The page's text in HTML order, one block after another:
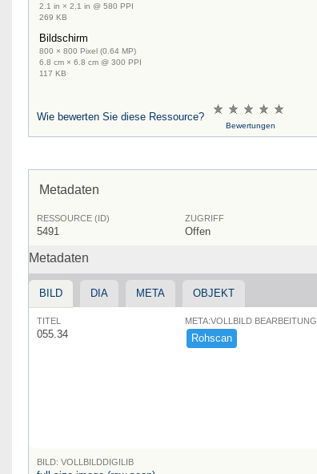
2.1 in × 2.1 in @ 580 PPI
269 KB
Bildschirm
800 × 800 Pixel (0.64 MP)
6.8 cm × 6.8 cm @ 300 PPI
117 KB
Wie bewerten Sie diese Ressource?
Bewertungen
Metadaten
RESSOURCE (ID)
5491
ZUGRIFF
Offen
Metadaten
BILD DIA META OBJEKT
TITEL
055.34
META:VOLLBILD BEARBEITUNG
Rohscan
BILD: VOLLBILDDIGILIB